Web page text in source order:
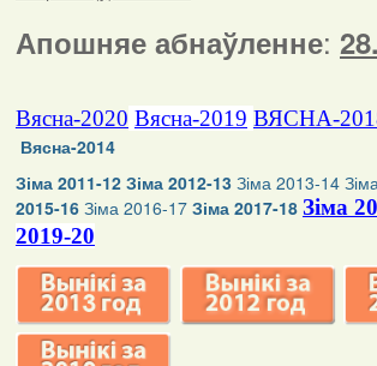
Апошняе абнаўленне:
Вясна-2020 Вясна-2019 ВЯСНА-
Вясна-2014
Зіма 2011-12 Зіма 2012-13 Зіма 2013-14
2015-16 Зіма 2016-17 Зіма 2017-18 Зіма
2019-20